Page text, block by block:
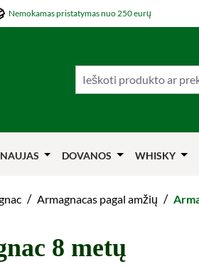
navigaciją
Nemokamas pristatymas nuo 250 eurų
NAUJAS DOVANOS WHISKY
/ Armagnacas pagal amžių /
8 metų